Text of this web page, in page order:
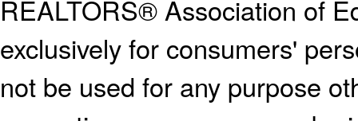
REALTORS® Association of
exclusively for consumers'
not be used for any purpose